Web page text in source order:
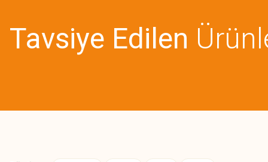
Ürün bilgilerinde hatalar bulunuyor.
Ürün fiyatı diğer sitelerden daha pahalı.
Tavsiye Edilen